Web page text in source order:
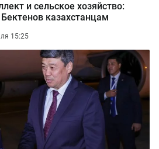
и сельское хозяйство:
казахстанцам
15:25